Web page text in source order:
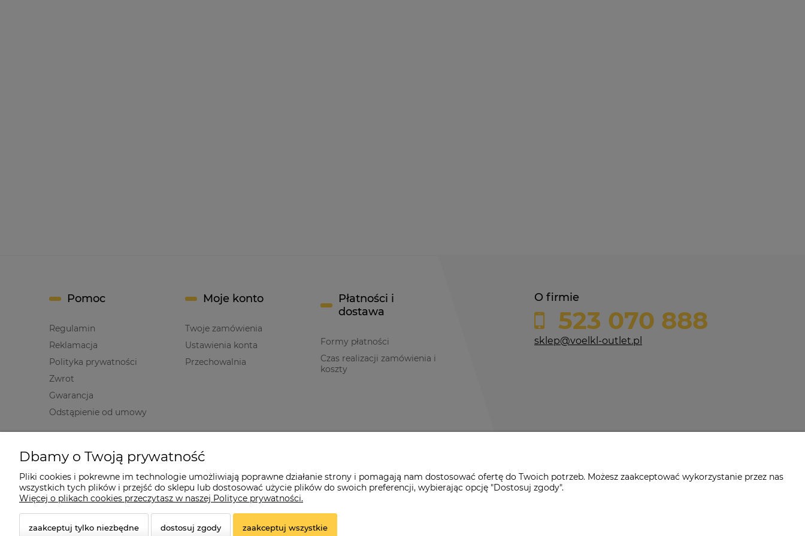
O firmie
523 070 888
sklep@voelkl-outlet.pl
Pomoc
Regulamin
Reklamacja
Polityka prywatności
Zwrot
Gwarancja
Odstąpienie od umowy
Moje konto
Twoje zamówienia
Ustawienia konta
Przechowalnia
Płatności i
dostawa
Formy płatności
Czas realizacji zamówienia i
koszty
Polityka prywatności
Jak kupować?
Kontakt i dane firmy
O firmie
Dbamy o Twoją prywatność
Pliki cookies i pokrewne im technologie umożliwiają poprawne działanie strony i pomagają nam dostosować ofertę do Twoich potrzeb. Możesz zaakceptować wykorzystanie przez nas
wszystkich tych plików i przejść do sklepu lub dostosować użycie plików do swoich preferencji, wybierając opcję "Dostosuj zgody".
Więcej o plikach cookies przeczytasz w naszej Polityce prywatności.
zaakceptuj tylko niezbędne dostosuj zgody zaakceptuj wszystkie